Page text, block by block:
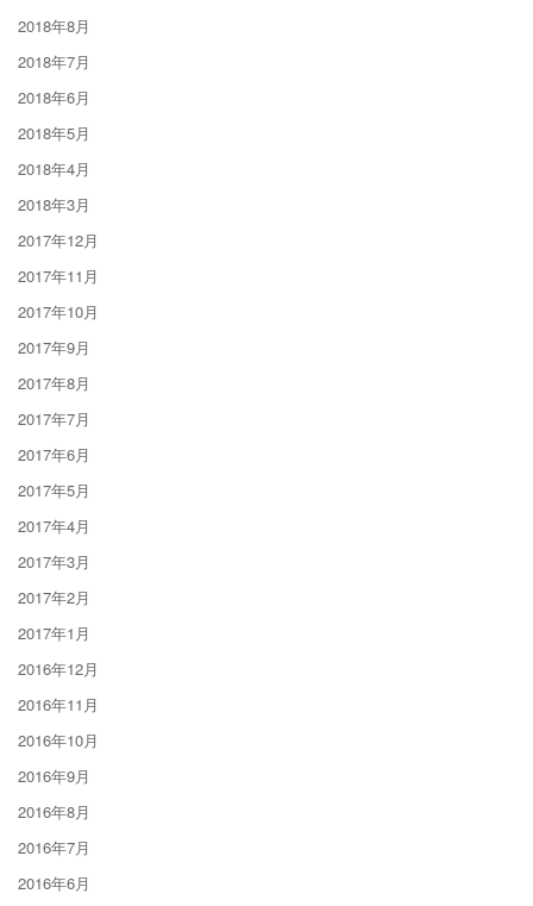
2018年8月
2018年7月
2018年6月
2018年5月
2018年4月
2018年3月
2017年12月
2017年11月
2017年10月
2017年9月
2017年8月
2017年7月
2017年6月
2017年5月
2017年4月
2017年3月
2017年2月
2017年1月
2016年12月
2016年11月
2016年10月
2016年9月
2016年8月
2016年7月
2016年6月